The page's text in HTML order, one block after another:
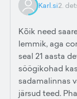
Karl.si2.
Kõik need
lemmik, aga
seal 21 aasta
söögikohad
sadamalinnas
järsud teed.